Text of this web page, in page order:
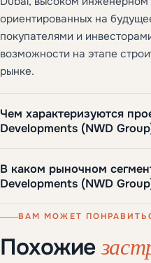
ориентированных на
покупателями и
возможности на этапе
рынке.
Чем характеризуются
Developments (NWD
В каком рыночном
Developments (NWD
ВАМ МОЖЕТ
Похожие